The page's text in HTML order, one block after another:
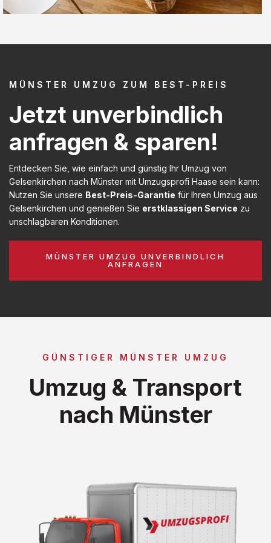
MÜNSTER UMZUG ZUM BEST-PREIS
Jetzt unverbindlich
anfragen & sparen!
Entdecken Sie, wie einfach und günstig Ihr Umzug von
Gelsenkirchen nach Münster mit Umzugsprofi Haase sein kann:
Nutzen Sie unsere Best-Preis-Garantie für Ihren Umzug aus
Gelsenkirchen und genießen Sie erstklassigen Service zu
unschlagbaren Konditionen.
MÜNSTER UMZUG UNVERBINDLICH
ANFRAGEN
GÜNSTIGER MÜNSTER UMZUG
Umzug & Transport
nach Münster